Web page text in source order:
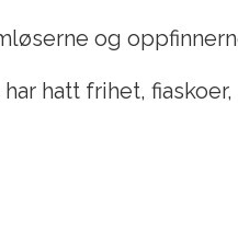
og
hatt frihet,